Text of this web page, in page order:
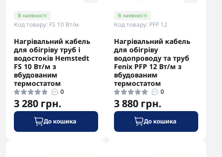
В наявності
Код товару: FS 10 Вт/м
Нагрівальний кабель
для обігріву труб і
водостоків Hemstedt
FS 10 Вт/м з
вбудованим
термостатом
0
3 280 грн.
До кошика
В наявності
Код товару: PFP 12
Нагрівальний кабель
для обігріву
водопроводу та труб
Fenix PFP 12 Вт/м з
вбудованим
термостатом
0
3 880 грн.
До кошика